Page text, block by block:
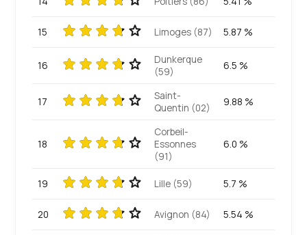
15 Limoges (87) 5.87 %
16
Dunkerque
(59)
6.5 %
17
Saint-
Quentin (02)
9.88 %
18
Corbeil-
Essonnes
(91)
6.0 %
19 Lille (59) 5.7 %
20 Avignon (84) 5.54 %